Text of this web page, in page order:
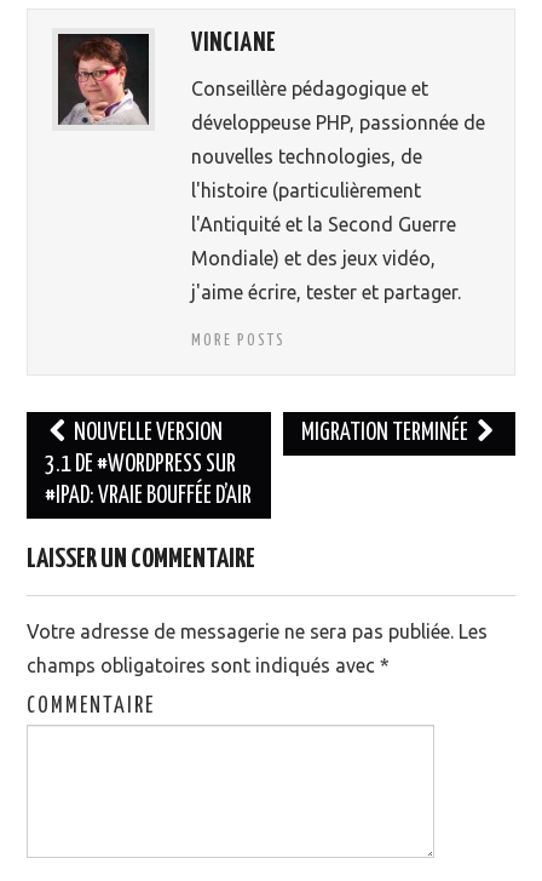
VINCIANE
Conseillère pédagogique et
développeuse PHP, passionnée de
nouvelles technologies, de
l'histoire (particulièrement
l'Antiquité et la Second Guerre
Mondiale) et des jeux vidéo,
j'aime écrire, tester et partager.
MORE POSTS
Navigation des articles
NOUVELLE VERSION
3.1 DE #WORDPRESS SUR
#IPAD: VRAIE BOUFFÉE D’AIR
MIGRATION TERMINÉE
LAISSER UN COMMENTAIRE
Votre adresse de messagerie ne sera pas publiée. Les
champs obligatoires sont indiqués avec*
COMMENTAIRE